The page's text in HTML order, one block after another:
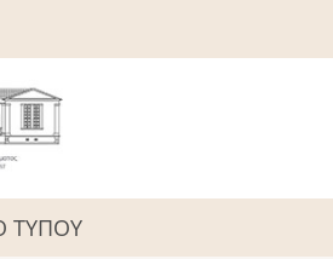
ΤΥΠΟΥ